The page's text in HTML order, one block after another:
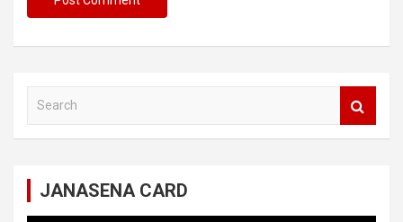
JANASENA CARD